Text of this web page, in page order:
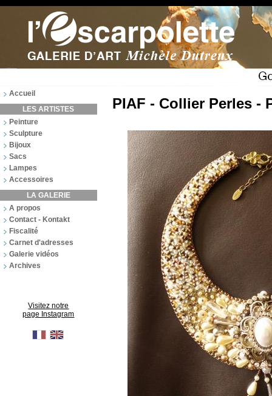
Accueil
LES ARTISTES
Peinture
Sculpture
Bijoux
Sacs
Lampes
Accessoires
LA GALERIE
A propos
Contact - Kontakt
Fiscalité
Carnet d'adresses
Galerie vidéos
Archives
Visitez notre
page Instagram
PIAF - Collier Perles -